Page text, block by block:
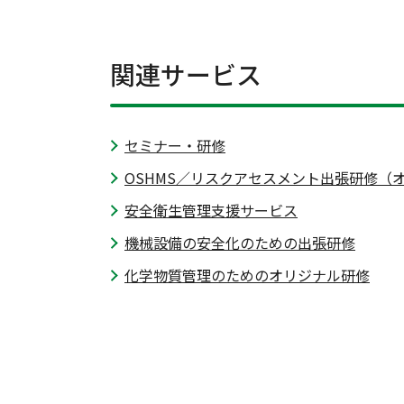
関連サービス
セミナー・研修
OSHMS／リスクアセスメント出張研修（
安全衛生管理支援サービス
機械設備の安全化のための出張研修
化学物質管理のためのオリジナル研修